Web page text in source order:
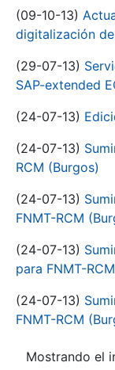
(09-10-13)
digitalización
(29-07-13)
SAP-extended
(24-07-13)
(24-07-13)
RCM (Burgos)
(24-07-13)
FNMT-RCM
(24-07-13)
para FNMT-
(24-07-13)
FNMT-RCM
Mostrando el